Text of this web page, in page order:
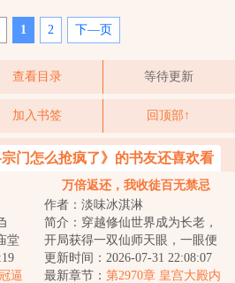
1 2 下—页
查看目录 等待更新
加入书签 回顶部↑
门怎么抢疯了》的书友还喜欢看
堂
背
逼
万倍返还，我收徒百无禁忌
作者：淡味冰淇淋
简介：穿越修仙世界成为长老，
开局获得一双仙师天眼，一眼便
可看穿无数弟子资质与缺陷；收
徒圣阶资质弟子...
更新时间：2026-07-31 22:08:07
最新章节： 第2970章 皇宫大殿内